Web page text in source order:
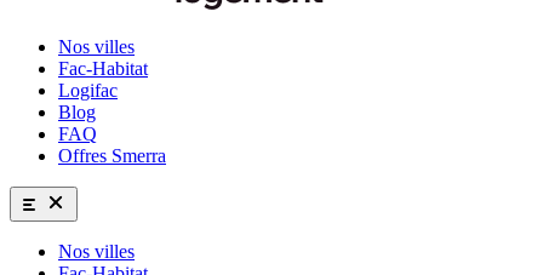
Nos villes
Fac-Habitat
Logifac
Blog
FAQ
Offres Smerra
Nos villes